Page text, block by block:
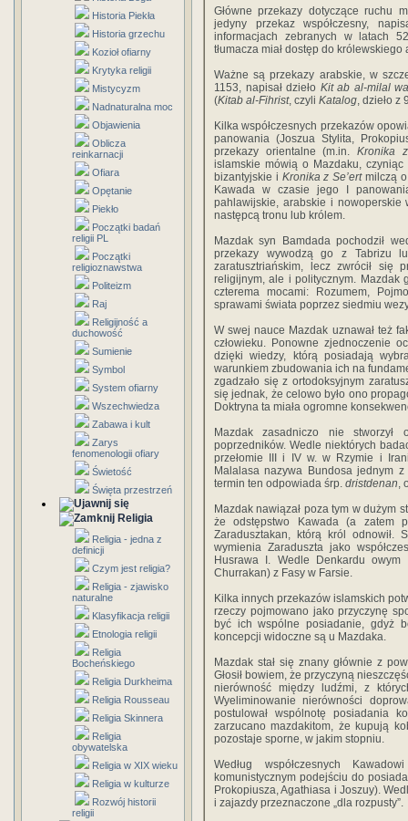
Historia Piekła
Historia grzechu
Kozioł ofiarny
Krytyka religii
Mistycyzm
Nadnaturalna moc
Objawienia
Oblicza
reinkarnacji
Ofiara
Opętanie
Piekło
Początki badań
religii PL
Początki
religioznawstwa
Politeizm
Raj
Religijność a
duchowość
Sumienie
Symbol
System ofiarny
Wszechwiedza
Zabawa i kult
Zarys
fenomenologii ofiary
Świetość
Święta przestrzeń
Religia
Religia - jedna z
definicji
Czym jest religia?
Religia - zjawisko
naturalne
Klasyfikacja religii
Etnologia religii
Religia
Bocheńskiego
Religia Durkheima
Religia Rousseau
Religia Skinnera
Religia
obywatelska
Religia w XIX wieku
Religia w kulturze
Rozwój historii
religii
Główne przekazy dotyczące ruchu
jedyny przekaz współczesny,
informacjach zebranych w latach
tłumacza miał dostęp do
Ważne są przekazy arabskie, w
1153, napisał dzieło Kit ab al-milal
(Kitab al-Fihrist, czyli Katalog, dzieło z
Kilka współczesnych przekazów
panowania (Joszua Stylita,
przekazy orientalne (m.in.Kronika
islamskie mówią o Mazdaku,
bizantyjskie i Kronika z Se’ertmilczą o
Kawada w czasie jego I
pahlawijskie, arabskie i
następcą tronu lub królem.
Mazdak syn Bamdada pochodził
przekazy wywodzą go z Tabrizu
zaratusztriańskim, lecz zwrócił się
religijnym, ale i politycznym. Mazdak
czterema mocami: Rozumem,
sprawami świata poprzez siedmiu
W swej nauce Mazdak uznawał też
człowieku. Ponowne zjednoczenie
dzięki wiedzy, którą posiadają
warunkiem zbudowania ich na
zgadzało się z ortodoksyjnym
się jednak, że celowo było ono
Doktryna ta miała ogromne
Mazdak zasadniczo nie
poprzedników. Wedle niektórych
przełomie III i IV w. w Rzymie i
Malalasa nazywa Bundosa jednym
termin ten odpowiada śrp. dristdenan,
Mazdak nawiązał poza tym w dużym
że odstępstwo Kawada (a zatem
Zaradusztakan, którą król
wymienia Zaraduszta jako
Husrawa I. Wedle Denkardu owym
Churrakan) z Fasy w Farsie.
Kilka innych przekazów islamskich
rzeczy pojmowano jako przyczynę
być ich wspólne posiadanie, gdyż
koncepcji widoczne są u Mazdaka.
Mazdak stał się znany głównie z
Głosił bowiem, że przyczyną
nierówność między ludźmi, z
Wyeliminowanie nierówności
postulował wspólnotę posiadania
zarzucano mazdakitom, że kupują
pozostaje sporne, w jakim stopniu.
Według współczesnych
komunistycznym podejściu do
Prokopiusza, Agathiasa i Joszuy).
i zajazdy przeznaczone „dla rozpusty”.